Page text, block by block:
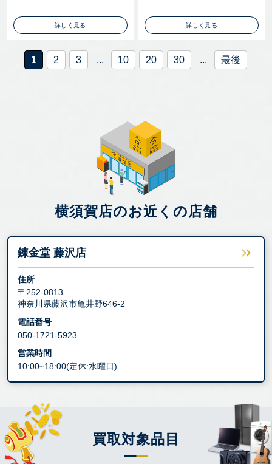
詳しく見る 詳しく見る
1 2 3 ... 10 20 30 ... 最後
横須賀店のお近くの店舗
錬金堂 藤沢店
住所
〒252-0813
神奈川県藤沢市亀井野646-2
電話番号
050-1721-5923
営業時間
10:00~18:00(定休:水曜日)
買取対象品目